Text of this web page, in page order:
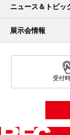
ニュース＆トピッ
展示会情報
受付